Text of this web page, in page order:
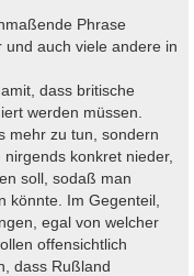
Phrase
auch viele andere in
dass britische
werden müssen.
mehr zu tun, sondern
konkret nieder,
soll, sodaß man
könnte. Im Gegenteil,
egal von welcher
offensichtlich
dass Rußland